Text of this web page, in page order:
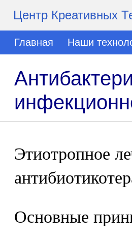
Центр Креативных
Главная Наши
Этиотропное
Основные